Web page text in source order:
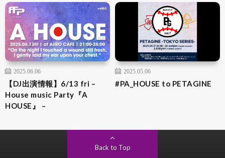
2025.06.06
【DJ出演情報】6/13 fri –
House music Party『A
HOUSE』 –
2025.05.06
#PA_HOUSE to PETAGINE
Back to Top